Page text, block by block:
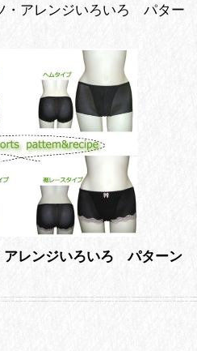
・アレンジいろいろ パター
アレンジいろいろ パターン